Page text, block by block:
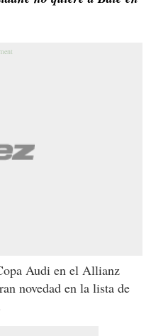
Audi en el Allianz
novedad en la lista de